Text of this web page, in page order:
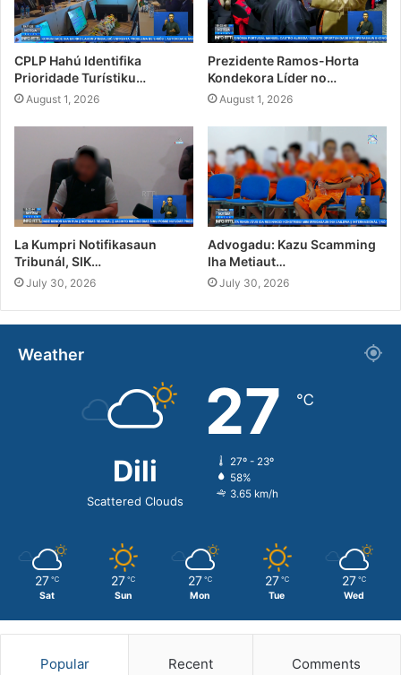
CPLP Hahú Identifika
Prioridade Turístiku…
August 1, 2026
Prezidente Ramos-Horta
Kondekora Líder no…
August 1, 2026
La Kumpri Notifikasaun
Tribunál, SIK…
July 30, 2026
Advogadu: Kazu Scamming
Iha Metiaut…
July 30, 2026
Weather
Dili
Scattered Clouds
27 ℃
27º - 23º
58%
3.65 km/h
27 ℃
Sat
27 ℃
Sun
27 ℃
Mon
27 ℃
Tue
27 ℃
Wed
Popular Recent Comments